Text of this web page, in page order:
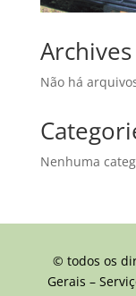
Archives
Não há
Nenhuma
© todos os
Gerais –